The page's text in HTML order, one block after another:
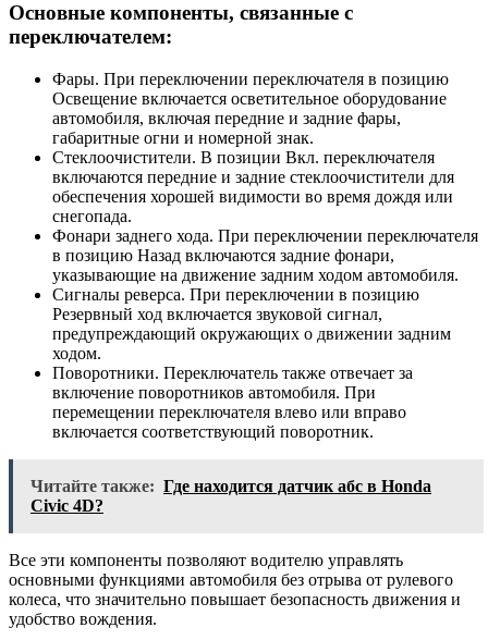
Основные компоненты, связанные с
переключателем:
Фары. При переключении переключателя в позицию
Освещение включается осветительное оборудование
автомобиля, включая передние и задние фары,
габаритные огни и номерной знак.
Стеклоочистители. В позиции Вкл. переключателя
включаются передние и задние стеклоочистители для
обеспечения хорошей видимости во время дождя или
снегопада.
Фонари заднего хода. При переключении переключателя
в позицию Назад включаются задние фонари,
указывающие на движение задним ходом автомобиля.
Сигналы реверса. При переключении в позицию
Резервный ход включается звуковой сигнал,
предупреждающий окружающих о движении задним
ходом.
Поворотники. Переключатель также отвечает за
включение поворотников автомобиля. При
перемещении переключателя влево или вправо
включается соответствующий поворотник.
Читайте также: Где находится датчик абс в Honda
Civic 4D?
Все эти компоненты позволяют водителю управлять
основными функциями автомобиля без отрыва от рулевого
колеса, что значительно повышает безопасность движения и
удобство вождения.